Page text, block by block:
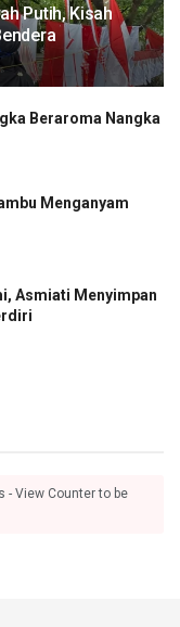
Putih, Kisah
Beraroma Nangka
Menganyam
Asmiati Menyimpan
- View Counter to be